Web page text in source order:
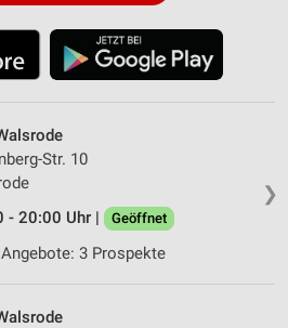
❯
Str. 10
- 20:00 Uhr |
Geöffnet
Angebote: 3 Prospekte